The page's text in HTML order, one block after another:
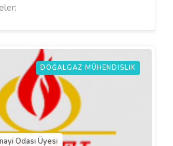
DOĞALGAZ MÜHENDISLIK
Odası Üyesi